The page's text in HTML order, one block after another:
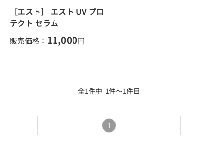
［エスト］ エスト UV プロ
テクト セラム
販売価格： 11,000円
全1件中 1件～1件目
1